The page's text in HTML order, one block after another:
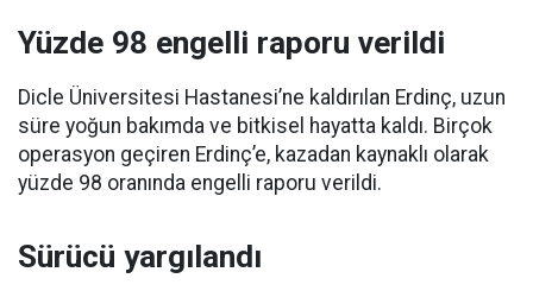
Yüzde 98 engelli raporu verildi
Dicle Üniversitesi Hastanesi’ne kaldırılan Erdinç, uzun
süre yoğun bakımda ve bitkisel hayatta kaldı. Birçok
operasyon geçiren Erdinç’e, kazadan kaynaklı olarak
yüzde 98 oranında engelli raporu verildi.
Sürücü yargılandı